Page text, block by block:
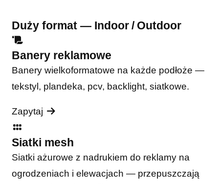
Duży format — Indoor / Outdoor
Banery reklamowe
Banery wielkoformatowe na każde podłoże —
tekstyl, plandeka, pcv, backlight, siatkowe.
Zapytaj
Siatki mesh
Siatki ażurowe z nadrukiem do reklamy na
ogrodzeniach i elewacjach — przepuszczają